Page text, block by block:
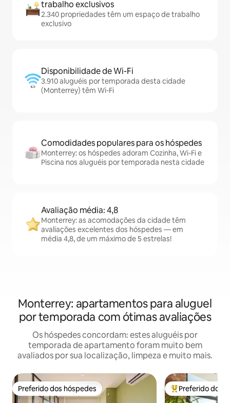
trabalho exclusivos
2.340 propriedades têm um espaço de trabalho
exclusivo
Disponibilidade de Wi-Fi
3.910 aluguéis por temporada desta cidade
(Monterrey) têm Wi-Fi
Comodidades populares para os hóspedes
Monterrey: os hóspedes adoram Cozinha, Wi-Fi e
Piscina nos aluguéis por temporada nesta cidade
Avaliação média: 4,8
Monterrey: as acomodações da cidade têm
avaliações excelentes dos hóspedes — em
média 4,8, de um máximo de 5 estrelas!
Monterrey: apartamentos para aluguel
por temporada com ótimas avaliações
Os hóspedes concordam: estes aluguéis por
temporada de apartamento foram muito bem
avaliados por sua localização, limpeza e muito mais.
Preferido dos hóspedes
Preferido dos hóspedes Entre os
Preferido dos